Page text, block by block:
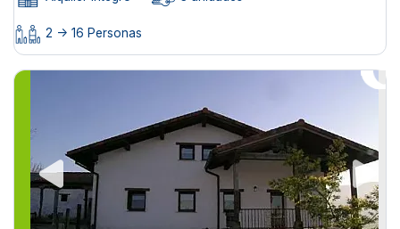
2 -> 16 Personas